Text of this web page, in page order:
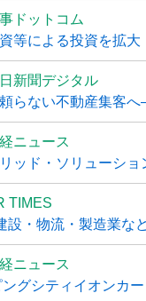
ドットコム
等による投資を拡大
新聞デジタル
らない不動産集客
ニュース
ッド・ソリューショ
TIMES
設・物流・製造業な
ニュース
ングシティイオンカ